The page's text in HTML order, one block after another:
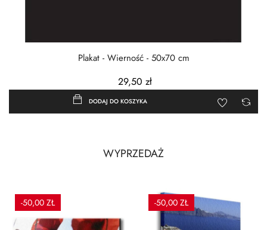
Plakat - Wierność - 50x70 cm
29,50 zł
DODAJ DO KOSZYKA
WYPRZEDAŻ
-50,00 ZŁ -50,00 ZŁ